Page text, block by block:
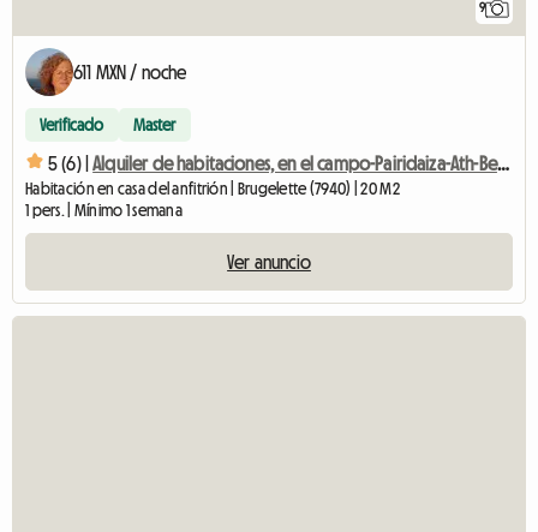
9
611 MXN / noche
Verificado Master
5 (6) | Alquiler de habitaciones, en el campo-Pairidaiza-Ath-Beloeil-Mons-
Habitación en casa del anfitrión | Brugelette (7940) | 20 M2
1 pers. | Mínimo 1 semana
Ver anuncio